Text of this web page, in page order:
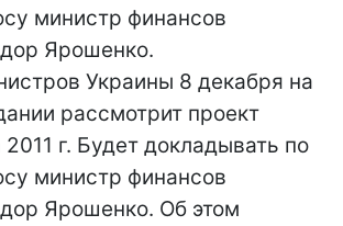
министр финансов
Ярошенко.
Украины 8 декабря на
рассмотрит проект
г. Будет докладывать по
министр финансов
Ярошенко. Об этом